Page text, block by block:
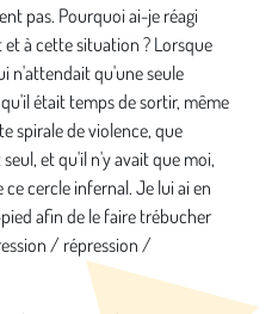
pas. Pourquoi ai-je réagi
à cette situation ? Lorsque
n'attendait qu'une seule
était temps de sortir, même
spirale de violence, que
et qu'il n'y avait que moi,
cercle infernal. Je lui ai en
afin de le faire trébucher
/ répression /